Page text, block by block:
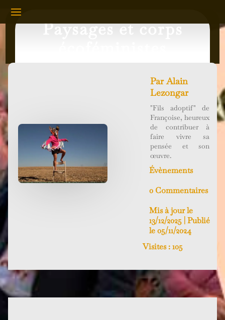
Paysages et corps
ParAlain
Lezongar
"Fils adoptif" de
Françoise, heureux
de contribuer à
faire vivre sa
pensée et son
œuvre.
Évènements
0 Commentaires
Mis à jour le
13/12/2025 | Publié
le 05/11/2024
Visites : 105